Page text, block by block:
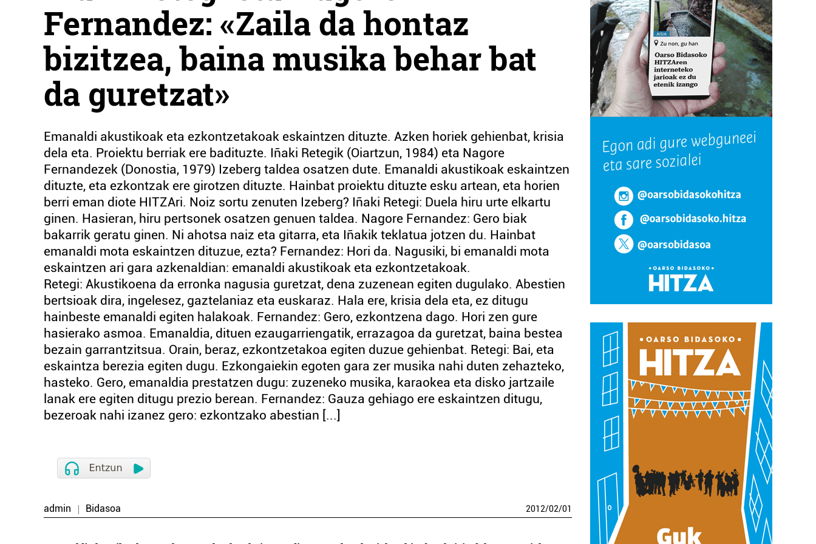
Fernandez: «Zaila da hontaz
bizitzea, baina musika behar bat
da guretzat»
Emanaldi akustikoak eta ezkontzetakoak eskaintzen dituzte. Azken horiek gehienbat, krisia
dela eta. Proiektu berriak ere badituzte. Iñaki Retegik (Oiartzun, 1984) eta Nagore
Fernandezek (Donostia, 1979) Izeberg taldea osatzen dute. Emanaldi akustikoak eskaintzen
dituzte, eta ezkontzak ere girotzen dituzte. Hainbat proiektu dituzte esku artean, eta horien
berri eman diote HITZAri. Noiz sortu zenuten Izeberg? Iñaki Retegi: Duela hiru urte elkartu
ginen. Hasieran, hiru pertsonek osatzen genuen taldea. Nagore Fernandez: Gero biak
bakarrik geratu ginen. Ni ahotsa naiz eta gitarra, eta Iñakik teklatua jotzen du. Hainbat
emanaldi mota eskaintzen dituzue, ezta? Fernandez: Hori da. Nagusiki, bi emanaldi mota
eskaintzen ari gara azkenaldian: emanaldi akustikoak eta ezkontzetakoak.
Retegi: Akustikoena da erronka nagusia guretzat, dena zuzenean egiten dugulako. Abestien
bertsioak dira, ingelesez, gaztelaniaz eta euskaraz. Hala ere, krisia dela eta, ez ditugu
hainbeste emanaldi egiten halakoak. Fernandez: Gero, ezkontzena dago. Hori zen gure
hasierako asmoa. Emanaldia, dituen ezaugarriengatik, errazagoa da guretzat, baina bestea
bezain garrantzitsua. Orain, beraz, ezkontzetakoa egiten duzue gehienbat. Retegi: Bai, eta
eskaintza berezia egiten dugu. Ezkongaiekin egoten gara zer musika nahi duten zehazteko,
hasteko. Gero, emanaldia prestatzen dugu: zuzeneko musika, karaokea eta disko jartzaile
lanak ere egiten ditugu prezio berean. Fernandez: Gauza gehiago ere eskaintzen ditugu,
bezeroak nahi izanez gero: ezkontzako abestian [...]
admin Bidasoa 2012/02/01